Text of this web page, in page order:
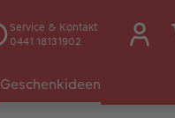
Service & Kontakt
0441 18131902
Geschenkideen